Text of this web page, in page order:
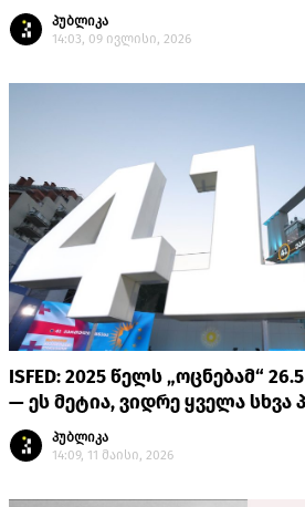
პუბლიკა
14:03, 09 ივლისი, 2026
ISFED: 2025 წელს „ოცნებამ“
— ეს მეტია, ვიდრე ყველა სხვა
პუბლიკა
14:09, 11 მაისი, 2026